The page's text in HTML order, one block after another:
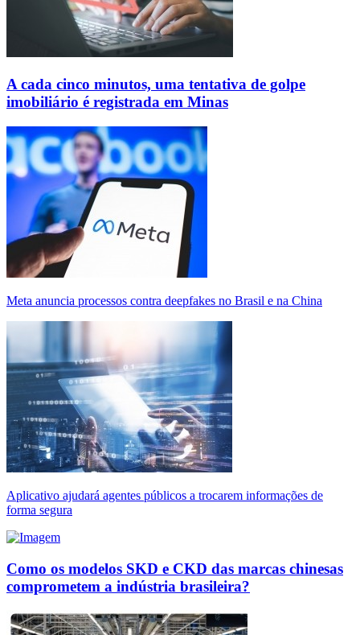
A cada cinco minutos, uma tentativa de golpe
imobiliário é registrada em Minas
Meta anuncia processos contra deepfakes no Brasil e na China
Aplicativo ajudará agentes públicos a trocarem informações de
forma segura
Como os modelos SKD e CKD das marcas chinesas
comprometem a indústria brasileira?